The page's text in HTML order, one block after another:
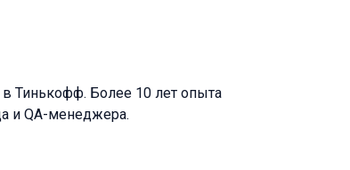
Тинькофф. Более 10 лет опыта
и QA-менеджера.